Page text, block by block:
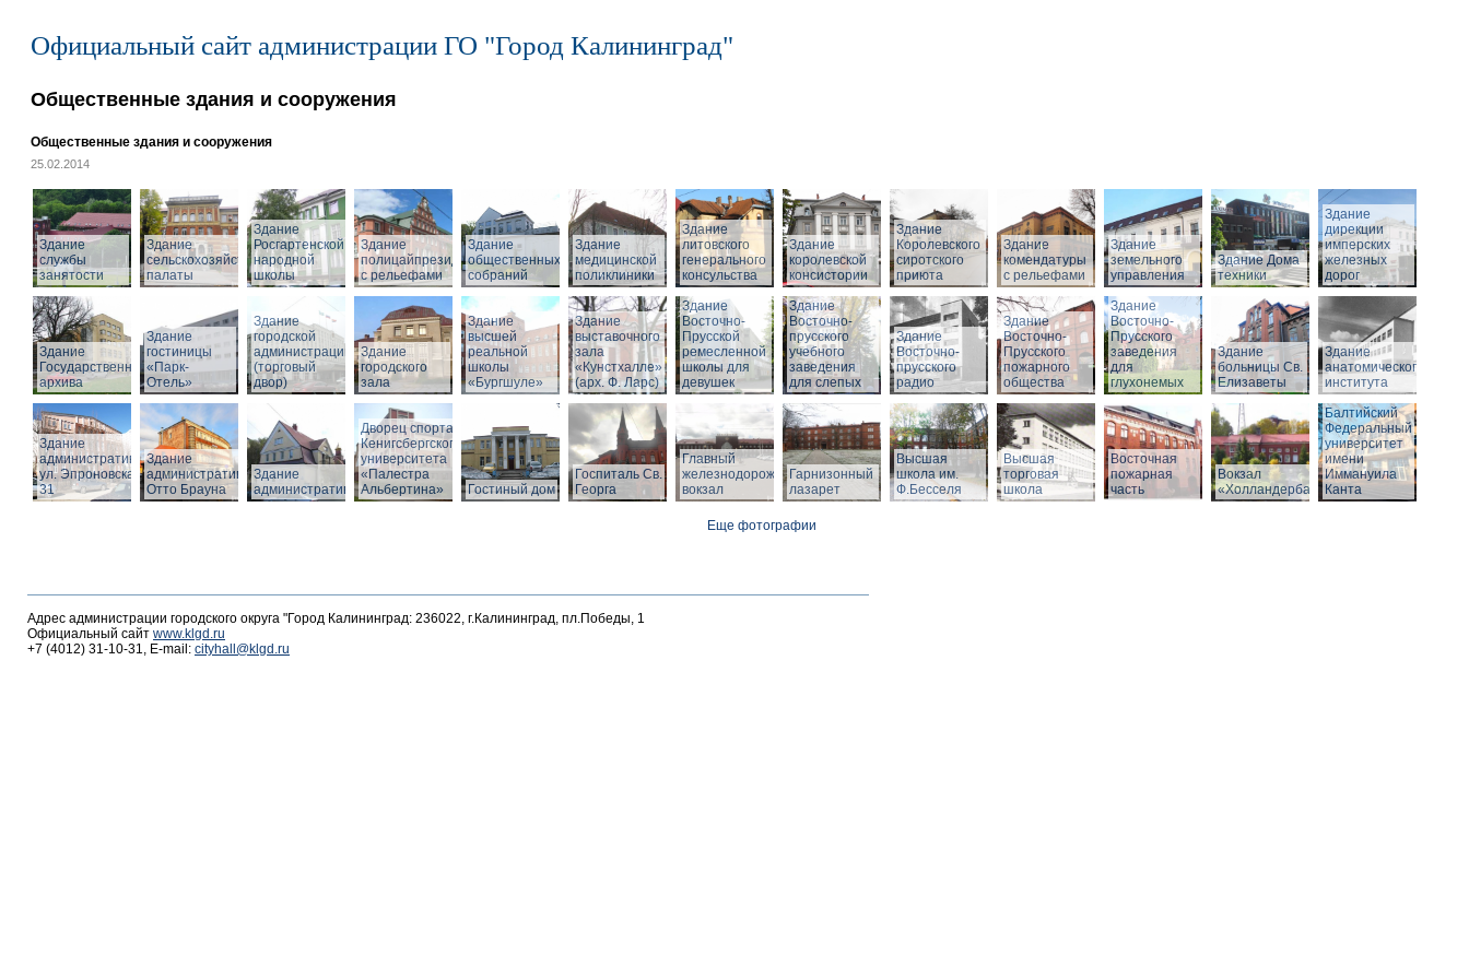
Официальный сайт администрации ГО "Город Калининград"
Общественные здания и сооружения
Общественные здания и сооружения
25.02.2014
Здание
службы
занятости
Здание
сельскохозяйственной
палаты
Здание
Росгартенской
народной
школы
Здание
полицайпрезидиума
с рельефами
Здание
общественных
собраний
Здание
медицинской
поликлиники
Здание
литовского
генерального
консульства
Здание
королевской
консистории
Здание
Королевского
сиротского
приюта
Здание
комендатуры
с рельефами
Здание
земельного
управления
Здание Дома
техники
Здание
дирекции
имперских
железных
дорог
Здание
Государственного
архива
Здание
гостиницы
«Парк-
Отель»
Здание
городской
администрации
(торговый
двор)
Здание
городского
зала
Здание
высшей
реальной
школы
«Бургшуле»
Здание
выставочного
зала
«Кунстхалле»
(арх. Ф. Ларс)
Здание
Восточно-
Прусской
ремесленной
школы для
девушек
Здание
Восточно-
прусского
учебного
заведения
для слепых
Здание
Восточно-
прусского
радио
Здание
Восточно-
Прусского
пожарного
общества
Здание
Восточно-
Прусского
заведения
для
глухонемых
Здание
больницы Св.
Елизаветы
Здание
анатомического
института
Здание
административное,
ул. Эпроновская,
31
Здание
административное
Отто Брауна
Здание
административное
Дворец спорта
Кенигсбергского
университета
«Палестра
Альбертина»
Гостиный дом
Госпиталь Св.
Георга
Главный
железнодорожный
вокзал
Гарнизонный
лазарет
Высшая
школа им.
Ф.Бесселя
Высшая
торговая
школа
Восточная
пожарная
часть
Вокзал
«Холландербаум»
Балтийский
Федеральный
университет
имени
Иммануила
Канта
Еще фотографии
Адрес администрации городского округа "Город Калининград: 236022, г.Калининград, пл.Победы, 1
Официальный сайт www.klgd.ru
+7 (4012) 31-10-31, E-mail: cityhall@klgd.ru